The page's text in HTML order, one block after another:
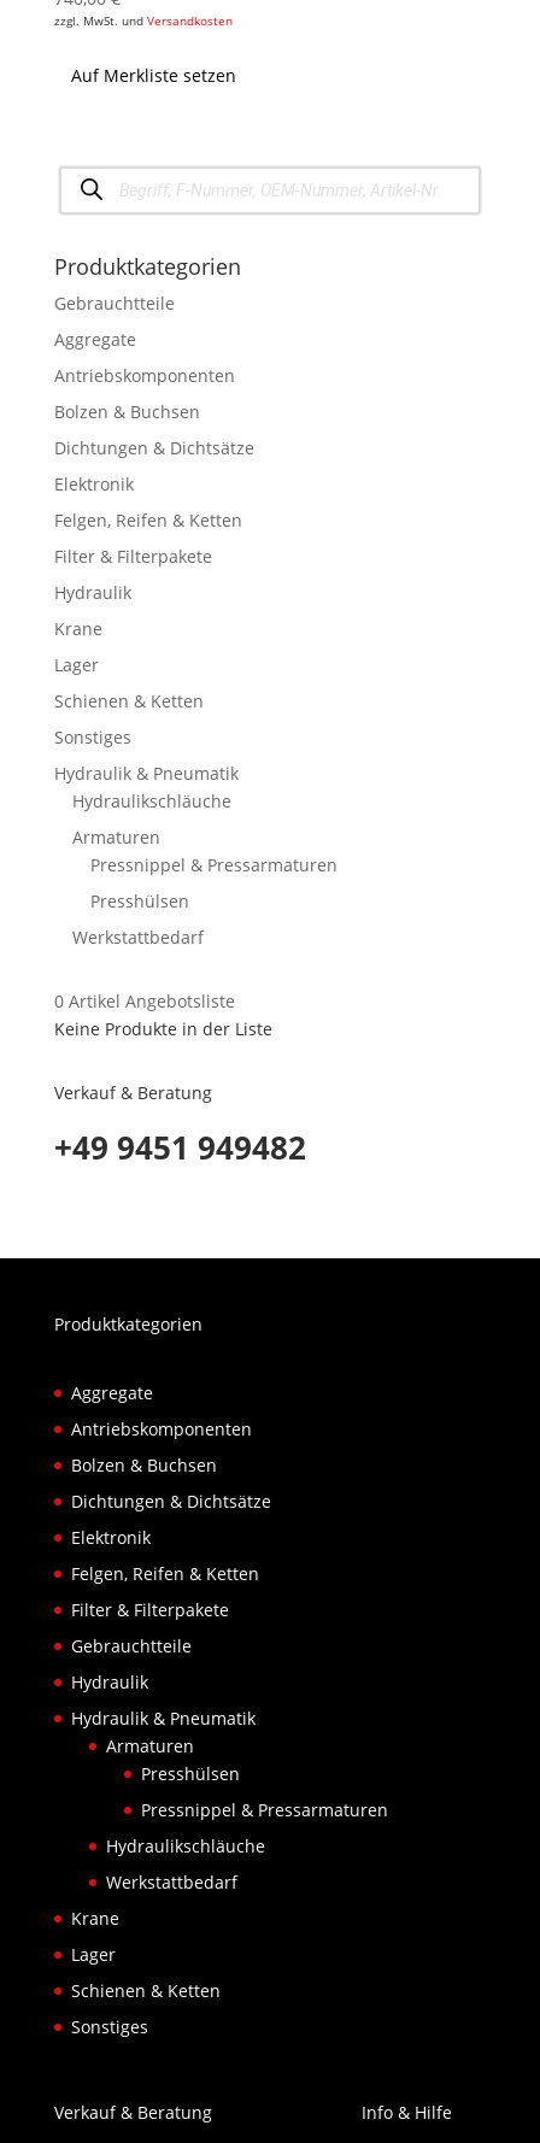
zzgl. MwSt. und Versandkosten
Auf Merkliste setzen
Products
search
Produktkategorien
Gebrauchtteile
Aggregate
Antriebskomponenten
Bolzen & Buchsen
Dichtungen & Dichtsätze
Elektronik
Felgen, Reifen & Ketten
Filter & Filterpakete
Hydraulik
Krane
Lager
Schienen & Ketten
Sonstiges
Hydraulik & Pneumatik
Hydraulikschläuche
Armaturen
Pressnippel & Pressarmaturen
Presshülsen
Werkstattbedarf
0Artikel Angebotsliste
Keine Produkte in der Liste
Verkauf & Beratung
+49 9451 949482
Produktkategorien
Aggregate
Antriebskomponenten
Bolzen & Buchsen
Dichtungen & Dichtsätze
Elektronik
Felgen, Reifen & Ketten
Filter & Filterpakete
Gebrauchtteile
Hydraulik
Hydraulik & Pneumatik
Armaturen
Presshülsen
Pressnippel & Pressarmaturen
Hydraulikschläuche
Werkstattbedarf
Krane
Lager
Schienen & Ketten
Sonstiges
Verkauf & Beratung
Info & Hilfe